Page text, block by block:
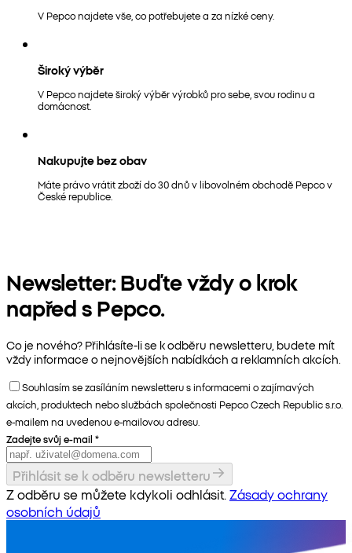
V Pepco najdete vše, co potřebujete a za nízké ceny.
Široký výběr
V Pepco najdete široký výběr výrobků pro sebe, svou rodinu a
domácnost.
Nakupujte bez obav
Máte právo vrátit zboží do 30 dnů v libovolném obchodě Pepco v
České republice.
Newsletter: Buďte vždy o krok
napřed s Pepco.
Co je nového? Přihlásíte-li se k odběru newsletteru, budete mít
vždy informace o nejnovějších nabídkách a reklamních akcích.
Souhlasím se zasíláním newsletteru s informacemi o zajímavých
akcích, produktech nebo službách společnosti Pepco Czech Republic s.r.o.
e-mailem na uvedenou e-mailovou adresu.
Zadejte svůj e-mail *
Přihlásit se k odběru newsletteru
Z odběru se můžete kdykoli odhlásit. Zásady ochrany
osobních údajů